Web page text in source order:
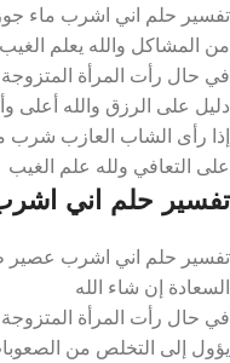
تفسير حلم اني اشرب ماء
من المشاكل والله يعلم الغيب
في حال رأت المرأة
دليل على الرزق والله أعلى
إذا رأى الشاب العازب شرب
على التعافي ولله علم الغيب
تفسير حلم اني
تفسير حلم اني اشرب عصير
السعادة إن شاء الله
في حال رأت المرأة
يؤول إلى التخلص من